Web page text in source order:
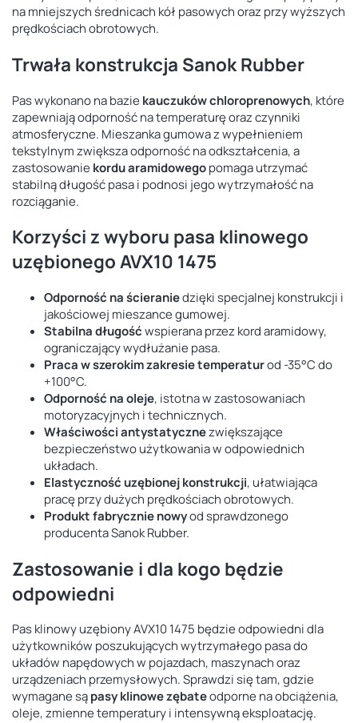
na mniejszych średnicach kół pasowych oraz przy wyższych
prędkościach obrotowych.
Trwała konstrukcja Sanok Rubber
Pas wykonano na baziekauczuków chloroprenowych, które
zapewniają odporność na temperaturę oraz czynniki
atmosferyczne. Mieszanka gumowa z wypełnieniem
tekstylnym zwiększa odporność na odkształcenia, a
zastosowaniekordu aramidowegopomaga utrzymać
stabilną długość pasa i podnosi jego wytrzymałość na
rozciąganie.
Korzyści z wyboru pasa klinowego
uzębionego AVX10 1475
Odporność na ścieraniedzięki specjalnej konstrukcji i
jakościowej mieszance gumowej.
Stabilna długośćwspierana przez kord aramidowy,
ograniczający wydłużanie pasa.
Praca w szerokim zakresie temperaturod -35°C do
+100°C.
Odporność na oleje, istotna w zastosowaniach
motoryzacyjnych i technicznych.
Właściwości antystatycznezwiększające
bezpieczeństwo użytkowania w odpowiednich
układach.
Elastyczność uzębionej konstrukcji, ułatwiająca
pracę przy dużych prędkościach obrotowych.
Produkt fabrycznie nowyod sprawdzonego
producenta Sanok Rubber.
Zastosowanie i dla kogo będzie
odpowiedni
Pas klinowy uzębiony AVX10 1475 będzie odpowiedni dla
użytkowników poszukujących wytrzymałego pasa do
układów napędowych w pojazdach, maszynach oraz
urządzeniach przemysłowych. Sprawdzi się tam, gdzie
wymagane sąpasy klinowe zębateodporne na obciążenia,
oleje, zmienne temperatury i intensywną eksploatację.